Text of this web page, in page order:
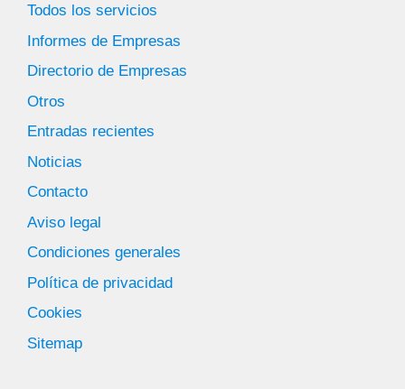
Todos los servicios
Informes de Empresas
Directorio de Empresas
Otros
Entradas recientes
Noticias
Contacto
Aviso legal
Condiciones generales
Política de privacidad
Cookies
Sitemap